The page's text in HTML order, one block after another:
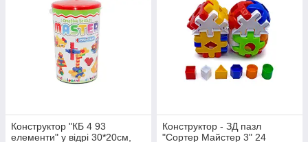
Конструктор "КБ 4 93
елементи" у відрі 30*20см,
Конструктор - ЗД пазл
"Сортер Майстер 3" 24